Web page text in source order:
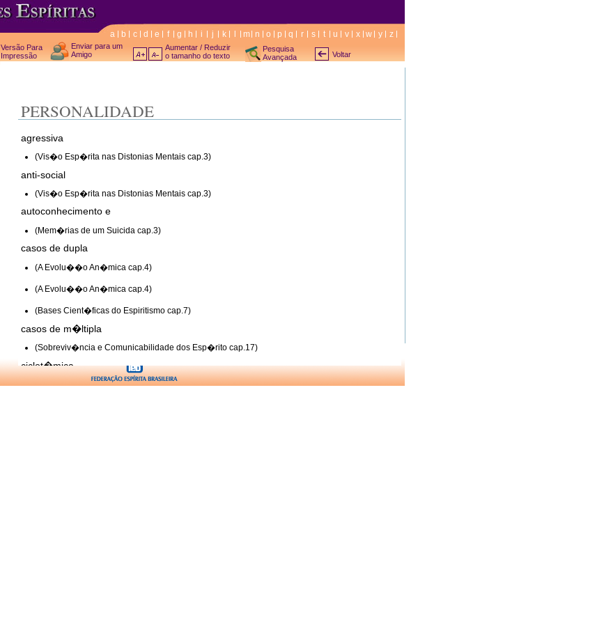
a b c d e f g h i j k m n o p q r s t u v x w y z
Versão Para
Impressão
Enviar para um
Amigo
Aumentar / Reduzir
o tamanho do texto
Pesquisa
Avançada
Voltar
PERSONALIDADE
agressiva
(Vis�o Esp�rita nas Distonias Mentais cap.3)
anti-social
(Vis�o Esp�rita nas Distonias Mentais cap.3)
autoconhecimento e
(Mem�rias de um Suicida cap.3)
casos de dupla
(A Evolu��o An�mica cap.4)
(A Evolu��o An�mica cap.4)
(Bases Cient�ficas do Espiritismo cap.7)
casos de m�ltipla
(Sobreviv�ncia e Comunicabilidade dos Esp�rito cap.17)
ciclot�mica
(Vis�o Esp�rita nas Distonias Mentais cap.3)